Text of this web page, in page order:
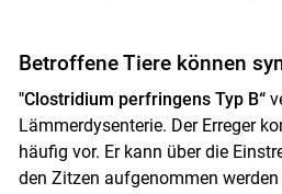
Skip to main
Betroffene Tiere können
"Clostridium perfringens Typ B“
Lämmerdysenterie. Der Erreger
häufig vor. Er kann über die
den Zitzen aufgenommen